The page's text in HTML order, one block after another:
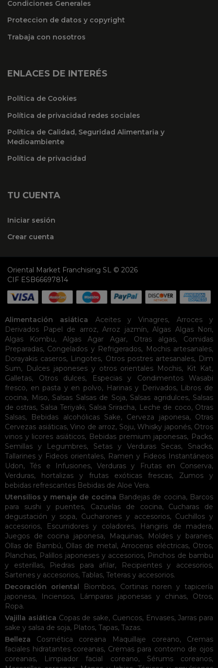
Condiciones Generales
Proteccion de datos y copyright
Trabaja con nosotros
ENLACES DE INTERÉS
Política de Cookies
Política de privacidad redes sociales
Política de Calidad, Seguridad Alimentaria y
Medioambiente
Política de privacidad
TU CUENTA
Iniciar sesión
Crear cuenta
Oriental Market Franchising SL © 2026
CIF ESB66697814
Alimentación asiática Aceites y Vinagres, Arroces y
Derivados
Papel de arroz, Arroz jazmín, Algas Algas Nori,
Algas Kombu, Algas Agar Agar, Otras algas, Comidas
Preparadas, Congelados y Refrigerados, Mochis artesanales,
Dorayakis caseros, Lingotes, Otros postres artesanales, Dim
Sum, Dulces japoneses y otros orientales Mochis, Kit Kat,
Galletas, Otros dulces, Especias y Condimentos
Wasabi
fresco, en pasta y en polvo, Harinas y Derivados, Libros de
cocina, Miso, Salsas Salsas de Soja, Salsas agridulces, Salsas
de ostras, Salsa Teriyaki, Salsa Sriracha, Leche de coco, Otras
Salsas, Bebidas alcohólicas Sake, Cerveza japonesa, Otras
Cervezas asiáticas, Vino de arroz, Soju, Whisky japonés, Otros
vinos y licores asiáticos, Bebidas premium japonesas, Packs,
Semillas y Legumbres, Setas y Verduras Secas, Snacks,
Tallarines y Fideos orientales, Ramen y Fideos Instantáneos
Udon,Tés e Infusiones, Verduras y Frutas en Conserva,
Verduras, hortalizas y frutas exóticas frescas, Zumos y
bebidas refrescantes Bebidas de Aloe Vera.
Utensilios y menaje de cocina Bandejas de cocina, Barcos
para sushi y puentes, Cazuelas de cocina, Cucharas de
degustación y sopa, Cucharones y accesorios, Cuchillos y
accesorios, Escurridores y coladores, Hangiris de madera,
Juegos de cocina japonesa, Maquinas, Moldes y baranes,
Ollas de Bambú, Ollas de metal,Arroceras eléctricas, Otros,
Planchas, Palillos japoneses y accesorios, Pinchos de bambu
y esterillas, Piedras para afilar, Recipientes y accesorios,
Sartenes y accesorios, Tablas, Teteras y accesorios.
Decoración oriental
Biombos, Cortinas noren y tapicería
japonesa, Inciensos, Lámparas japonesas y chinas, Otros,
Ropa.
Vajilla asiática Copas de sake, Cuencos, Envases,Jarras para
sake y salsa de soja, Platos, Tapas, Tazas.
Belleza
Cosmética coreana Maquillaje coreano, Cremas
faciales hidratantes coreanas, Cremas para contorno de ojos
coreanas, Limpiador facial coreano, Sérums coreanos,